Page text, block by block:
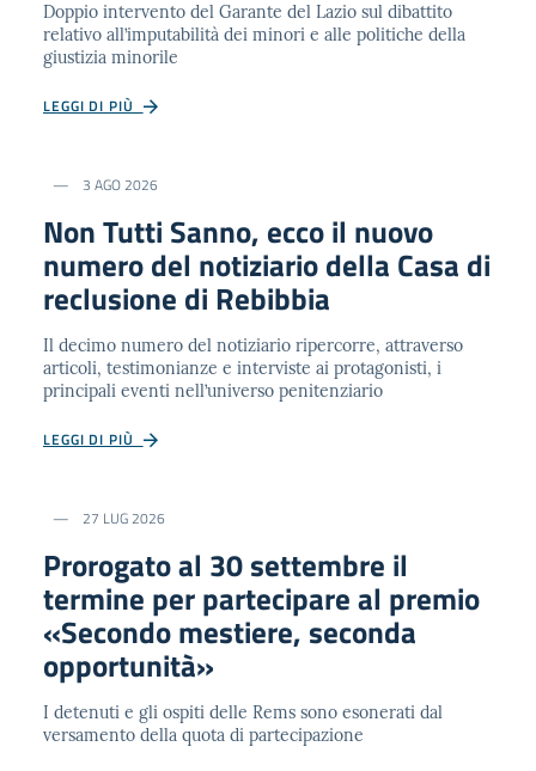
Doppio intervento del Garante del Lazio sul dibattito
relativo all’imputabilità dei minori e alle politiche della
giustizia minorile
LEGGI DI PIÙ
3 AGO 2026
Non Tutti Sanno, ecco il nuovo
numero del notiziario della Casa di
reclusione di Rebibbia
Il decimo numero del notiziario ripercorre, attraverso
articoli, testimonianze e interviste ai protagonisti, i
principali eventi nell’universo penitenziario
LEGGI DI PIÙ
27 LUG 2026
Prorogato al 30 settembre il
termine per partecipare al premio
«Secondo mestiere, seconda
opportunità»
I detenuti e gli ospiti delle Rems sono esonerati dal
versamento della quota di partecipazione